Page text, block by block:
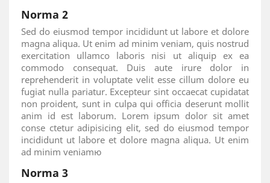
Norma 2
Sed do eiusmod tempor incididunt ut labore et dolore
magna aliqua. Ut enim ad minim veniam, quis nostrud
exercitation ullamco laboris nisi ut aliquip ex ea
commodo consequat. Duis aute irure dolor in
reprehenderit in voluptate velit esse cillum dolore eu
fugiat nulla pariatur. Excepteur sint occaecat cupidatat
non proident, sunt in culpa qui officia deserunt mollit
anim id est laborum. Lorem ipsum dolor sit amet
conse ctetur adipisicing elit, sed do eiusmod tempor
incididunt ut labore et dolore magna aliqua. Ut enim
ad minim veniamю
Norma 3